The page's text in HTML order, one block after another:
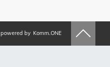
powered by Komm.ONE